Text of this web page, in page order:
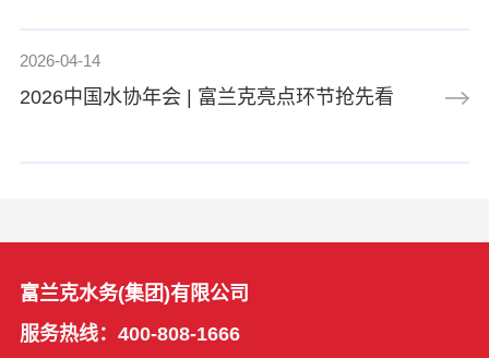
2026-04-14
2026中国水协年会 | 富兰克亮点环节抢先看
富兰克水务(集团)有限公司
服务热线：400-808-1666